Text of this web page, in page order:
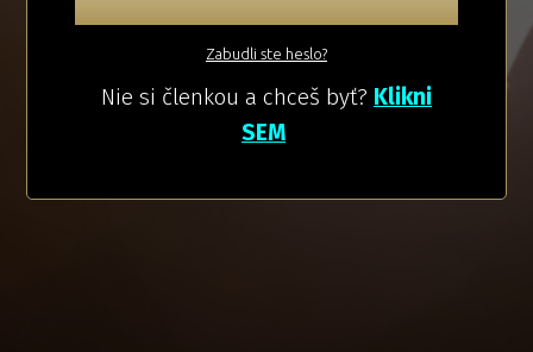
Zabudli ste heslo?
Nie si členkou a chceš byť? Klikni
SEM